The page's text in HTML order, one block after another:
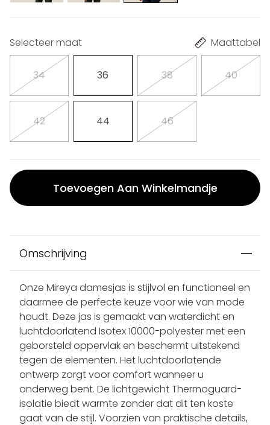
Selecteer maat Maattabel
34 36 38 40
42 44 46
Toevoegen Aan Winkelmandje
Omschrijving
Onze Mireya damesjas is stijlvol en functioneel en
daarmee de perfecte keuze voor wie van mode
houdt. Deze jas is gemaakt van waterdicht en
luchtdoorlatend Isotex 10000-polyester met een
geborsteld oppervlak en beschermt uitstekend
tegen de elementen. Het luchtdoorlatende
ontwerp zorgt voor comfort wanneer u
onderweg bent. De lichtgewicht Thermoguard-
isolatie biedt warmte zonder dat dit ten koste
gaat van de stijl. Voorzien van praktische details,